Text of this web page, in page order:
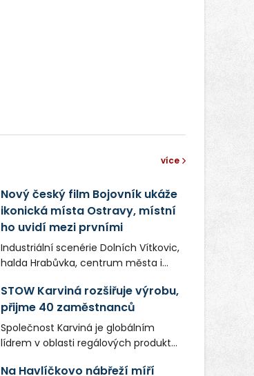
více
Nový český film Bojovník ukáže
ikonická místa Ostravy, místní
ho uvidí mezi prvními
Industriální scenérie Dolních Vítkovic,
halda Hrabůvka, centrum města i
v novém filmu Bojovník, který vstoupí
do kin už 13. srpna. Režiséři Vojtěch
Frič a Tomáš Dianiška si
moravskoslezskou metropoli
nevybrali náhodou – její syrová
atmosféra se stala přirozenou
STOW Karviná rozšiřuje výrobu,
přijme 40 zaměstnanců
Společnost Karviná je globálním
lídrem v oblasti regálových produktů
zaměstnavatelem na Karvinsku a
Na Havlíčkovo nábřeží míří